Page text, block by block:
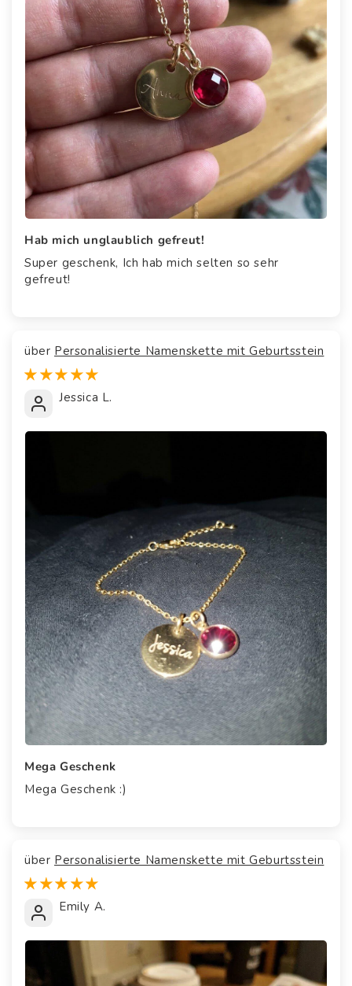
Hab mich unglaublich gefreut!
Super geschenk, Ich hab mich selten so sehr
gefreut!
Personalisierte Namenskette mit Geburtsstein
Jessica L.
Mega Geschenk
Mega Geschenk :)
Personalisierte Namenskette mit Geburtsstein
Emily A.